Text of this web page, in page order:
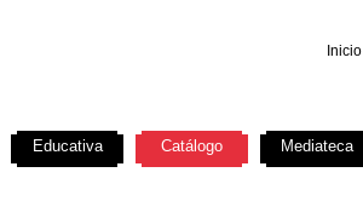
Inicio
Educativa Catálogo Mediateca